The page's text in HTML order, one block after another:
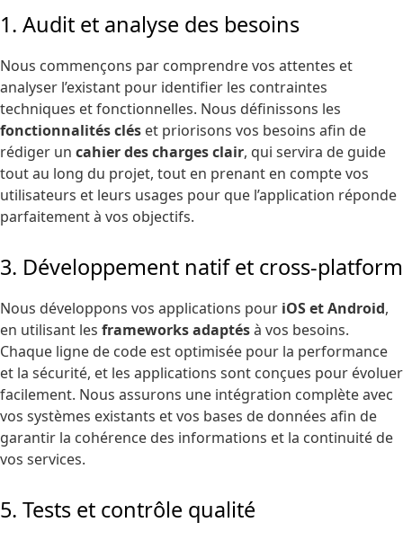
1. Audit et analyse des besoins
Nous commençons par comprendre vos attentes et
analyser l’existant pour identifier les contraintes
techniques et fonctionnelles. Nous définissons les
fonctionnalités clés et priorisons vos besoins afin de
rédiger un cahier des charges clair, qui servira de guide
tout au long du projet, tout en prenant en compte vos
utilisateurs et leurs usages pour que l’application réponde
parfaitement à vos objectifs.
3. Développement natif et cross-platform
Nous développons vos applications pour iOS et Android,
en utilisant les frameworks adaptésà vos besoins.
Chaque ligne de code est optimisée pour la performance
et la sécurité, et les applications sont conçues pour évoluer
facilement. Nous assurons une intégration complète avec
vos systèmes existants et vos bases de données afin de
garantir la cohérence des informations et la continuité de
vos services.
5. Tests et contrôle qualité